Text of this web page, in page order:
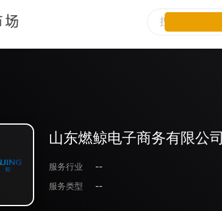
山东燃鲸电子商务有限公司
服务行业
--
服务类型
--